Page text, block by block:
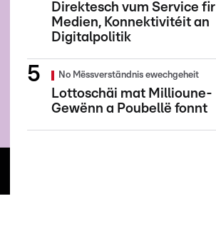
Direktesch vum Service fir
Medien, Konnektivitéit an
Digitalpolitik
No Mëssverständnis ewechgeheit
Lottoschäi mat Millioune-
Gewënn a Poubellë fonnt